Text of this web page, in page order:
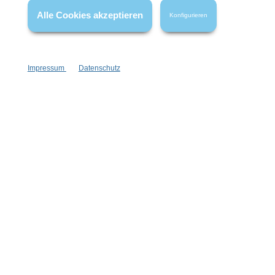
Alle Cookies akzeptieren Konfigurieren
Impressum Datenschutz